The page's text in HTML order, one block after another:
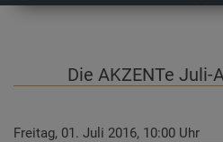
Die AKZENTe Juli-
Freitag, 01. Juli 2016, 10:00 Uhr